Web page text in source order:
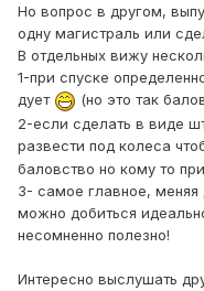
Но вопрос в другом,
одну магистраль или
В отдельных вижу
1-при спуске
дует
(но это так
2-если сделать в виде
развести под колеса
баловство но кому то
3- самое главное, меняя
можно добиться
несомненно полезно!
Интересно выслушать